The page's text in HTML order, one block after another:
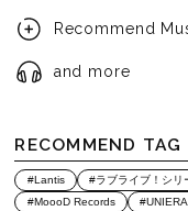
Recommend
and more
RECOMMEND TAG
#Lantis #ラブライブ！シリ
#MoooD Records
#UNIERA